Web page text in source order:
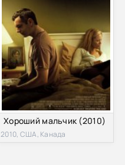
Хороший мальчик (2010)
2010, США, Канада